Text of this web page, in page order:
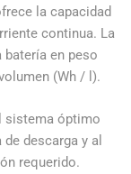
la capacidad
continua. La
batería en peso
(Wh / l).
sistema óptimo
descarga y al
requerido.